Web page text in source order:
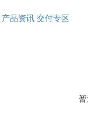
产品资讯 交付专区